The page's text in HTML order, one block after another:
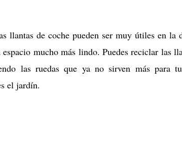
llantas de coche pueden ser muy útiles en la
mucho más lindo. Puedes reciclar las
las ruedas que ya no sirven más para
el jardín.